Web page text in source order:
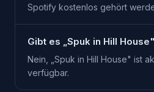
Spotify kostenlos gehört
Gibt es „Spuk in Hill
Nein, „Spuk in Hill House" ist
verfügbar.